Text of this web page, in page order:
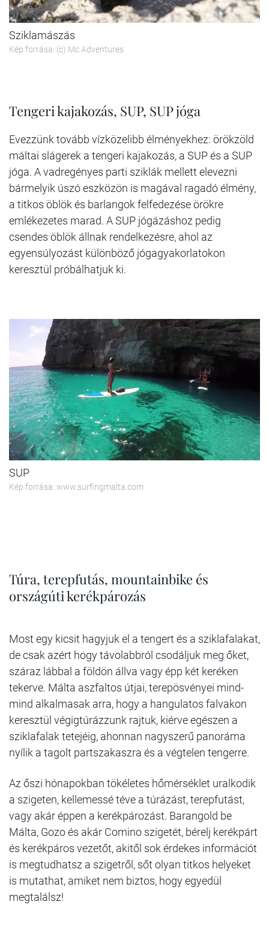
Sziklamászás
Kép forrása: (c) Mc Adventures
Tengeri kajakozás, SUP, SUP jóga
Evezzünk tovább vízközelibb élményekhez: örökzöld
máltai slágerek a tengeri kajakozás, a SUP és a SUP
jóga. A vadregényes parti sziklák mellett elevezni
bármelyik úszó eszközön is magával ragadó élmény,
a titkos öblök és barlangok felfedezése örökre
emlékezetes marad. A SUP jógázáshoz pedig
csendes öblök állnak rendelkezésre, ahol az
egyensúlyozást különböző jógagyakorlatokon
keresztül próbálhatjuk ki.
SUP
Kép forrása: www.surfingmalta.com
Túra, terepfutás, mountainbike és
országúti kerékpározás
Most egy kicsit hagyjuk el a tengert és a sziklafalakat,
de csak azért hogy távolabbról csodáljuk meg őket,
száraz lábbal a földön állva vagy épp két keréken
tekerve. Málta aszfaltos útjai, terepösvényei mind-
mind alkalmasak arra, hogy a hangulatos falvakon
keresztül végigtúrázzunk rajtuk, kiérve egészen a
sziklafalak tetejéig, ahonnan nagyszerű panoráma
nyílik a tagolt partszakaszra és a végtelen tengerre.
Az őszi hónapokban tökéletes hőmérséklet uralkodik
a szigeten, kellemessé téve a túrázást, terepfutást,
vagy akár éppen a kerékpározást. Barangold be
Málta, Gozo és akár Comino szigetét, bérelj kerékpárt
és kerékpáros vezetőt, akitől sok érdekes információt
is megtudhatsz a szigetről, sőt olyan titkos helyeket
is mutathat, amiket nem biztos, hogy egyedül
megtalálsz!